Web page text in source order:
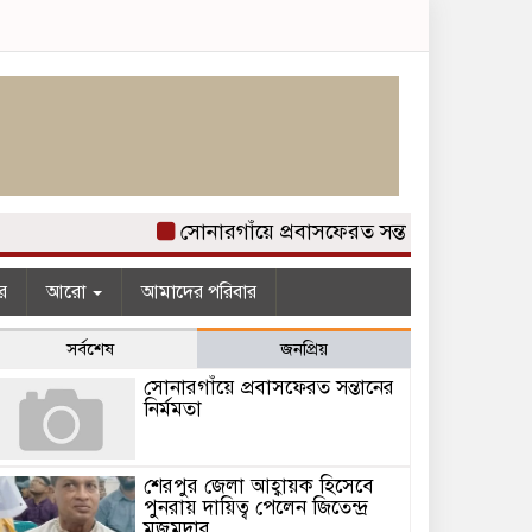
সোনারগাঁয়ে প্রবাসফেরত সন্তানের নির্মমতা
আরো আমাদের পরিবার
সর্বশেষ জনপ্রিয়
সোনারগাঁয়ে প্রবাসফেরত সন্তানের
নির্মমতা
শেরপুর জেলা আহ্বায়ক হিসেবে
পুনরায় দায়িত্ব পেলেন জিতেন্দ্র